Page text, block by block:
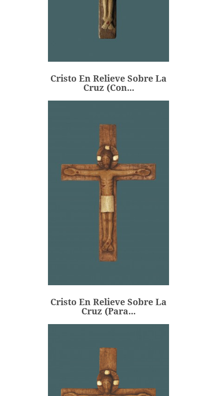
Cristo En Relieve Sobre La
Cruz (con...
Cristo En Relieve Sobre La
Precio
45,00 €
AÑADIR
Cristo En Relieve Sobre La
Cruz (para...
Cristo En Relieve Sobre La
Precio
45,00 €
AÑADIR